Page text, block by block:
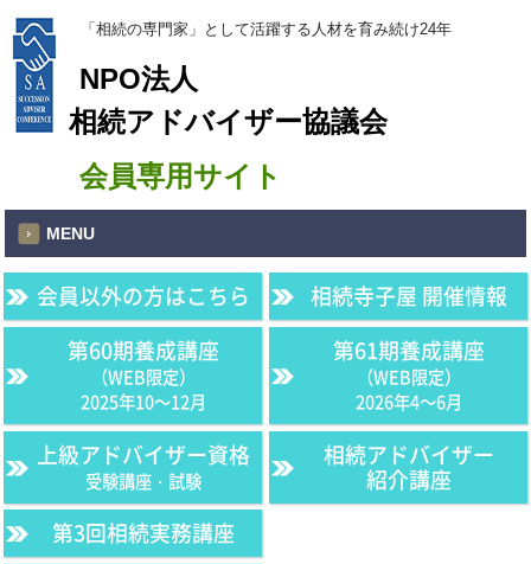
「相続の専門家」として活躍する人材を育み続け24年
NPO法人
相続アドバイザー協議会
会員専用サイト
MENU
会員以外の方はこちら
相続寺子屋 開催情報
第60期養成講座
（WEB限定）
2025年10〜12月
第61期養成講座
（WEB限定）
2026年4〜6月
上級アドバイザー資格
受験講座・試験
第3回相続実務講座
相続アドバイザー
紹介講座